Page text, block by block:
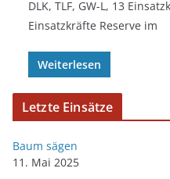
DLK, TLF, GW-L, 13
Einsatzkräfte Reserve im
Weiterlesen
Letzte Einsätze
Baum sägen
11. Mai 2025